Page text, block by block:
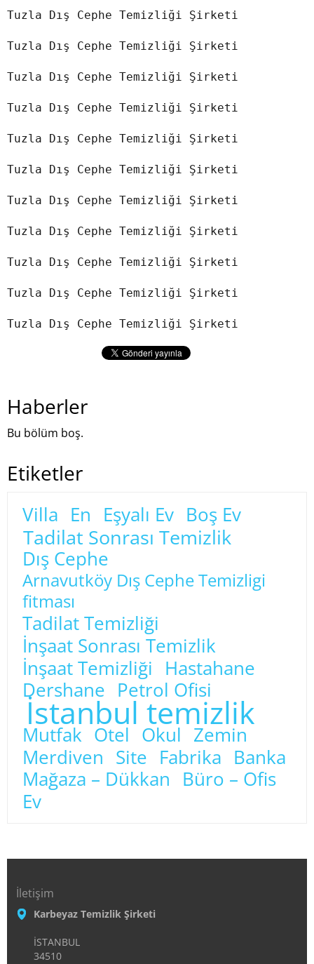
Tuzla Dış Cephe Temizliği Şirketi
Tuzla Dış Cephe Temizliği Şirketi
Tuzla Dış Cephe Temizliği Şirketi
Tuzla Dış Cephe Temizliği Şirketi
Tuzla Dış Cephe Temizliği Şirketi
Tuzla Dış Cephe Temizliği Şirketi
Tuzla Dış Cephe Temizliği Şirketi
Tuzla Dış Cephe Temizliği Şirketi
Tuzla Dış Cephe Temizliği Şirketi
Tuzla Dış Cephe Temizliği Şirketi
Tuzla Dış Cephe Temizliği Şirketi
Haberler
Bu bölüm boş.
Etiketler
Villa En Eşyalı Ev Boş Ev
Tadilat Sonrası Temizlik
Dış Cephe
Arnavutköy Dış Cephe Temizligi
fitması
Tadilat Temizliği
İnşaat Sonrası Temizlik
İnşaat Temizliği Hastahane
Dershane Petrol Ofisi
İstanbul temizlik
Mutfak Otel Okul Zemin
Merdiven Site Fabrika Banka
Mağaza – Dükkan Büro – Ofis
Ev
İletişim
Karbeyaz Temizlik Şirketi
İSTANBUL
34510